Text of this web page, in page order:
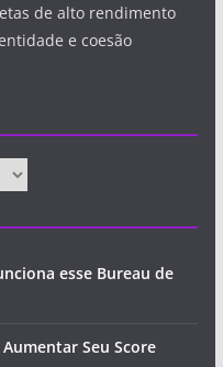
de alto rendimento
e coesão
esse Bureau de
Seu Score